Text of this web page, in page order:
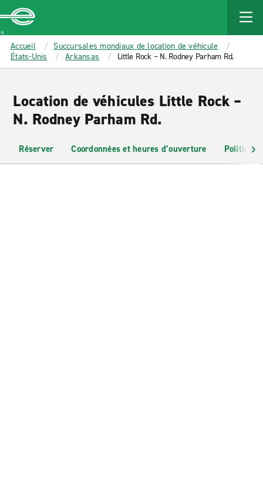
MAIN
CONTENT
Enterprise
Accueil
Succursales mondiaux de location de véhicule
États-Unis
Arkansas Little Rock – N. Rodney Parham Rd.
Location de véhicules Little Rock –
N. Rodney Parham Rd.
Réserver Coordonnées et heures d’ouverture Politiques